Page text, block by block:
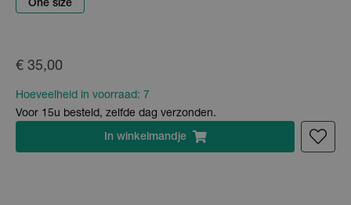
One size
€ 35,00
Hoeveelheid in voorraad: 7
Voor 15u besteld, zelfde dag verzonden.
In winkelmandje